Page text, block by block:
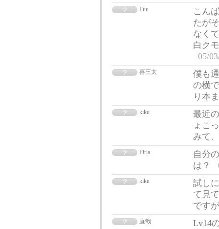
Fuu
こん
たが
なく
白ク
05/
喜三太
僕も
の横
り本
kiku
最近
ょこ
みて
Firia
自分
は？
kiku
試し
て見
です
直哉
Lv14